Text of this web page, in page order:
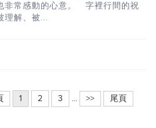
非常感動的心意。 字裡行間的祝
理解、被...
1 2 3 ... >> 尾頁